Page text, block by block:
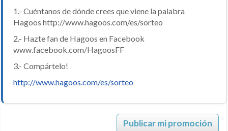
1.- Cuéntanos de dónde crees que viene la palabra
Hagoos http://www.hagoos.com/es/sorteo
2.- Hazte fan de Hagoos en Facebook
www.facebook.com/HagoosFF
3.- Compártelo!
http://www.hagoos.com/es/sorteo
Publicar mi promoción